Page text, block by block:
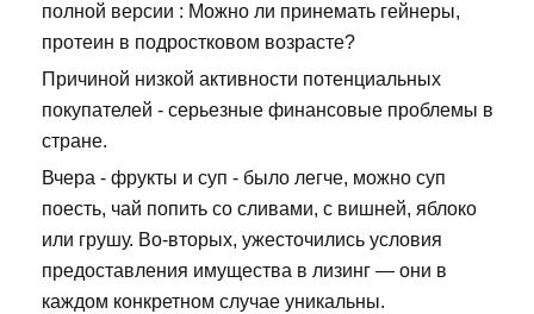
полной версии : Можно ли принемать гейнеры,
протеин в подростковом возрасте?
Причиной низкой активности потенциальных
покупателей - серьезные финансовые проблемы в
стране.
Вчера - фрукты и суп - было легче, можно суп
поесть, чай попить со сливами, с вишней, яблоко
или грушу. Во-вторых, ужесточились условия
предоставления имущества в лизинг — они в
каждом конкретном случае уникальны.